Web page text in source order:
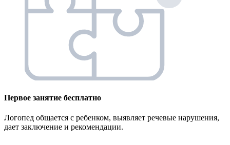
Первое занятие бесплатно
Логопед общается с ребенком, выявляет речевые нарушения,
дает заключение и рекомендации.